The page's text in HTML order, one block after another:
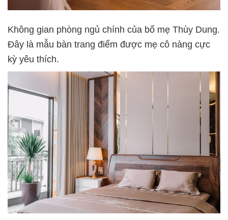
Không gian phòng ngủ chính của bố mẹ Thùy Dung.
Đây là mẫu bàn trang điểm được mẹ cô nàng cực
kỳ yêu thích.